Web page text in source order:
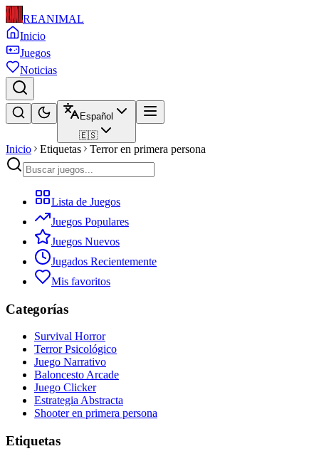
REANIMAL
Inicio
Juegos
Noticias
Español
🇪🇸
Inicio Etiquetas Terror en primera persona
Lista de Juegos
Juegos Populares
Juegos Nuevos
Jugados Recientemente
Mis favoritos
Categorías
Survival Horror
Terror Psicológico
Juego Narrativo
Baloncesto Arcade
Juego Clicker
Estrategia Abstracta
Shooter en primera persona
Etiquetas